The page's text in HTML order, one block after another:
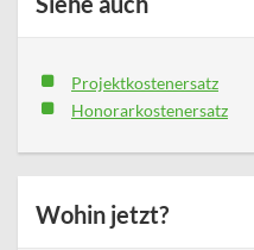
Projektkostenersatz
Honorarkostenersatz
Wohin jetzt?